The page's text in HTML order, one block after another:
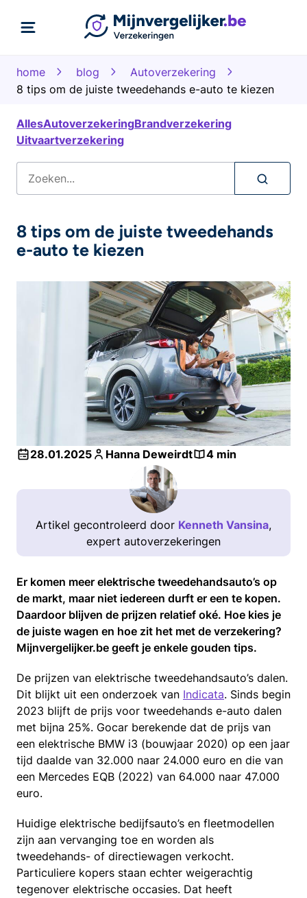
home blog
Autoverzekering
8 tips om de juiste tweedehands e-auto te kiezen
AllesAutoverzekeringBrandverzekering
Uitvaartverzekering
8 tips om de juiste tweedehands
e-auto te kiezen
28.01.2025 Hanna Deweirdt 4 min
Artikel gecontroleerd door Kenneth Vansina,
expert autoverzekeringen
Er komen meer elektrische tweedehandsauto’s op
de markt, maar niet iedereen durft er een te kopen.
Daardoor blijven de prijzen relatief oké. Hoe kies je
de juiste wagen en hoe zit het met de verzekering?
Mijnvergelijker.be geeft je enkele gouden tips.
De prijzen van elektrische tweedehandsauto’s dalen.
Dit blijkt uit een onderzoek van Indicata. Sinds begin
2023 blijft de prijs voor tweedehands e-auto dalen
met bijna 25%. Gocar berekende dat de prijs van
een elektrische BMW i3 (bouwjaar 2020) op een jaar
tijd daalde van 32.000 naar 24.000 euro en die van
een Mercedes EQB (2022) van 64.000 naar 47.000
euro.
Huidige elektrische bedijfsauto’s en fleetmodellen
zijn aan vervanging toe en worden als
tweedehands- of directiewagen verkocht.
Particuliere kopers staan echter weigerachtig
tegenover elektrische occasies. Dat heeft